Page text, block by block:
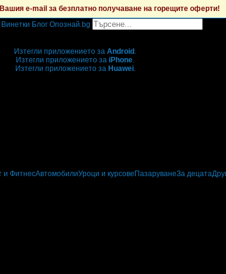
e-mail за безплатно получаване на горещите оферти!
Винетки Блог Опознай.bg
Изтегли приложението за Android .
Изтегли приложението за iPhone.
Изтегли приложението за Huawei.
и ФитнесАвтомобилиУроци и курсове ПазаруванеЗа децата